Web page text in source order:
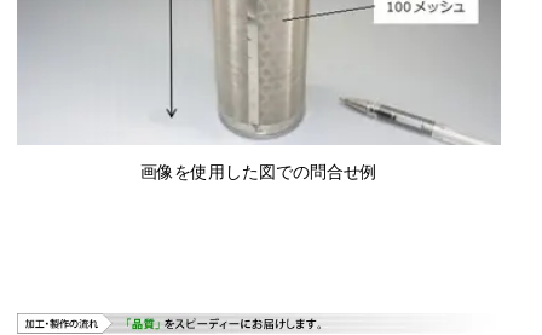
画像を使用した図での問合せ例